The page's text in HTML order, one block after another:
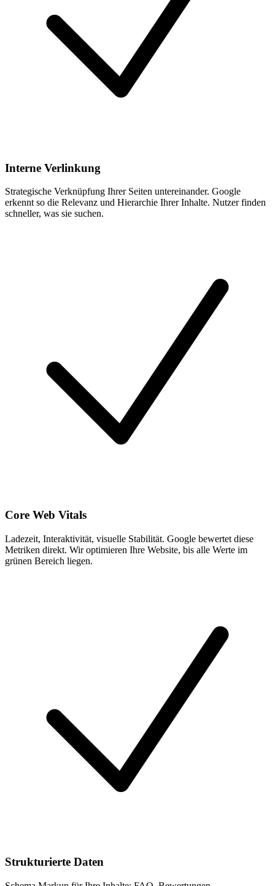
Interne Verlinkung
Strategische Verknüpfung Ihrer Seiten untereinander. Google
erkennt so die Relevanz und Hierarchie Ihrer Inhalte. Nutzer finden
schneller, was sie suchen.
Core Web Vitals
Ladezeit, Interaktivität, visuelle Stabilität. Google bewertet diese
Metriken direkt. Wir optimieren Ihre Website, bis alle Werte im
grünen Bereich liegen.
Strukturierte Daten